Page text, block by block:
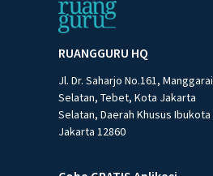
RUANGGURU HQ
Jl. Dr. Saharjo No.161, Manggarai
Selatan, Tebet, Kota Jakarta
Selatan, Daerah Khusus Ibukota
Jakarta 12860